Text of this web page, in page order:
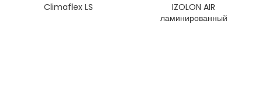
Climaflex LS
IZOLON AIR
ламинированный